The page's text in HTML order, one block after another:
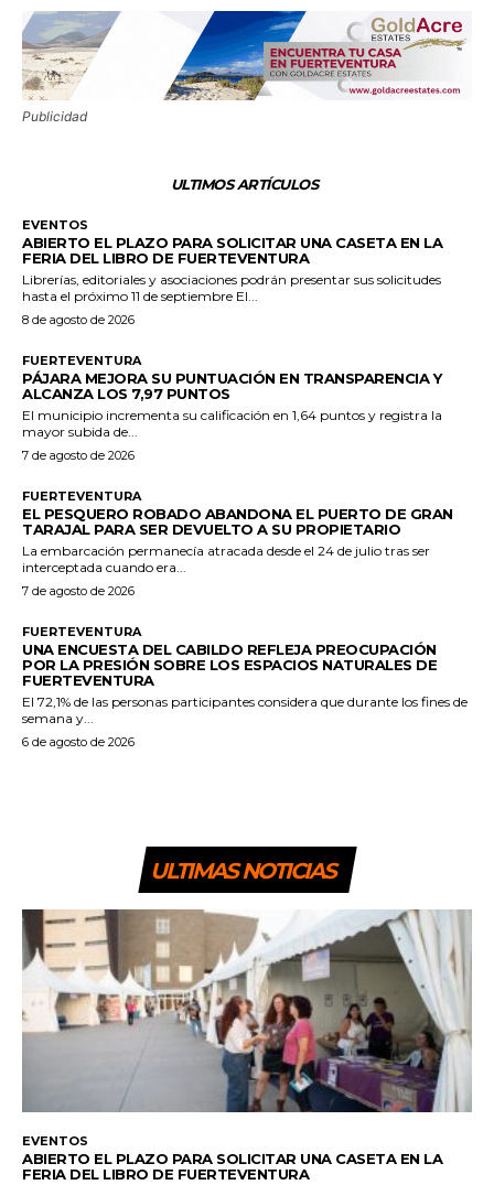
Publicidad
ULTIMOS ARTÍCULOS
EVENTOS
ABIERTO EL PLAZO PARA SOLICITAR UNA CASETA EN LA
FERIA DEL LIBRO DE FUERTEVENTURA
Librerías, editoriales y asociaciones podrán presentar sus solicitudes
hasta el próximo 11 de septiembre El...
8 de agosto de 2026
FUERTEVENTURA
PÁJARA MEJORA SU PUNTUACIÓN EN TRANSPARENCIA Y
ALCANZA LOS 7,97 PUNTOS
El municipio incrementa su calificación en 1,64 puntos y registra la
mayor subida de...
7 de agosto de 2026
FUERTEVENTURA
EL PESQUERO ROBADO ABANDONA EL PUERTO DE GRAN
TARAJAL PARA SER DEVUELTO A SU PROPIETARIO
La embarcación permanecía atracada desde el 24 de julio tras ser
interceptada cuando era...
7 de agosto de 2026
FUERTEVENTURA
UNA ENCUESTA DEL CABILDO REFLEJA PREOCUPACIÓN
POR LA PRESIÓN SOBRE LOS ESPACIOS NATURALES DE
FUERTEVENTURA
El 72,1% de las personas participantes considera que durante los fines de
semana y...
6 de agosto de 2026
ULTIMAS NOTICIAS
EVENTOS
ABIERTO EL PLAZO PARA SOLICITAR UNA CASETA EN LA
FERIA DEL LIBRO DE FUERTEVENTURA